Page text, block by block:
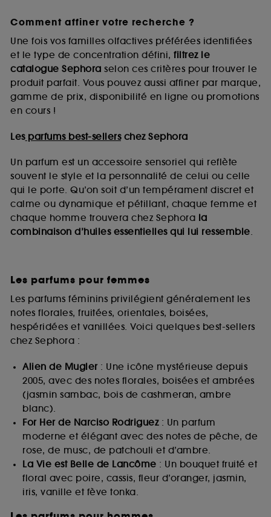
Comment affiner votre recherche ?
Une fois vos familles olfactives préférées identifiées
et le type de concentration défini, filtrez le
catalogue Sephora selon ces critères pour trouver le
produit parfait. Vous pouvez aussi affiner par marque,
gamme de prix, disponibilité en ligne ou promotions
en cours !
Lesparfums best-sellerschez Sephora
Un parfum est un accessoire sensoriel qui reflète
souvent le style et la personnalité de celui ou celle
qui le porte. Qu’on soit d’un tempérament discret et
calme ou dynamique et pétillant, chaque femme et
chaque homme trouvera chez Sephora la
combinaison d’huiles essentielles qui lui ressemble.
Les parfums pour femmes
Les parfums féminins privilégient généralement les
notes florales, fruitées, orientales, boisées,
hespéridées et vanillées. Voici quelques best-sellers
chez Sephora :
Alien de Mugler: Une icône mystérieuse depuis
2005, avec des notes florales, boisées et ambrées
(jasmin sambac, bois de cashmeran, ambre
blanc).
For Her de Narciso Rodriguez: Un parfum
moderne et élégant avec des notes de pêche, de
rose, de musc, de patchouli et d’ambre.
La Vie est Belle de Lancôme : Un bouquet fruité et
floral avec poire, cassis, fleur d’oranger, jasmin,
iris, vanille et fève tonka.